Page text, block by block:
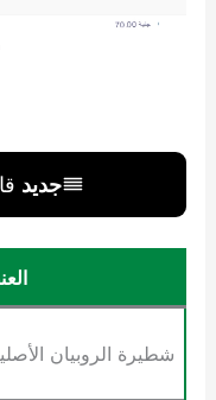
جديد
شطيرة الروبيان